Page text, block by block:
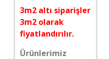
3m2 altı siparişler
3m2 olarak
fiyatlandırılır.
Ürünlerimiz